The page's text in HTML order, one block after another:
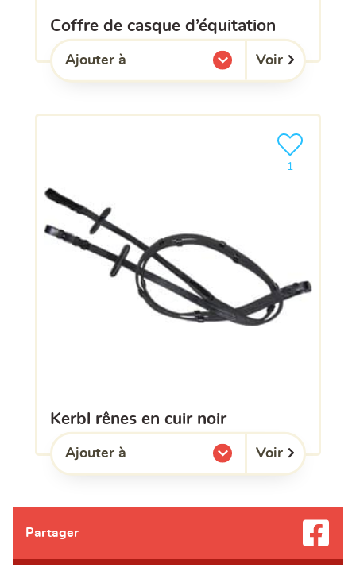
coffre de casque d’équitation
Ajouter à
l'une de mes listes. Voir
kerbl rênes en cuir noir
1
Ajouter le
Ajouter à
l'une de mes listes. Voir
Partager